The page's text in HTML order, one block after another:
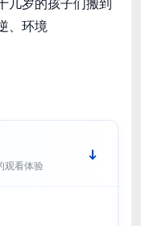
、环境
观看体验